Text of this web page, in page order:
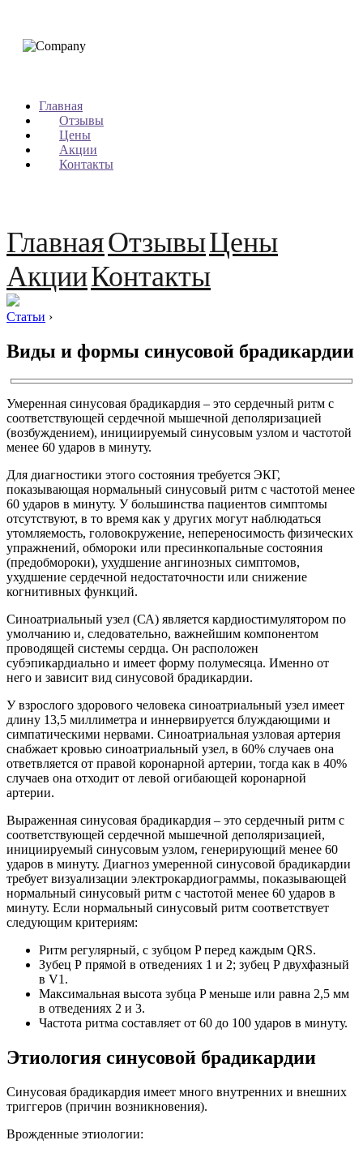
Главная
Отзывы
Цены
Акции
Контакты
ГлавнаяОтзывыЦены
АкцииКонтакты
Статьи ›
Виды и формы синусовой брадикардии
Умеренная синусовая брадикардия – это сердечный ритм с
соответствующей сердечной мышечной деполяризацией
(возбуждением), инициируемый синусовым узлом и частотой
менее 60 ударов в минуту.
Для диагностики этого состояния требуется ЭКГ,
показывающая нормальный синусовый ритм с частотой менее
60 ударов в минуту. У большинства пациентов симптомы
отсутствуют, в то время как у других могут наблюдаться
утомляемость, головокружение, непереносимость физических
упражнений, обмороки или пресинкопальные состояния
(предобмороки), ухудшение ангинозных симптомов,
ухудшение сердечной недостаточности или снижение
когнитивных функций.
Синоатриальный узел (СА) является кардиостимулятором по
умолчанию и, следовательно, важнейшим компонентом
проводящей системы сердца. Он расположен
субэпикардиально и имеет форму полумесяца. Именно от
него и зависит вид синусовой брадикардии.
У взрослого здорового человека синоатриальный узел имеет
длину 13,5 миллиметра и иннервируется блуждающими и
симпатическими нервами. Синоатриальная узловая артерия
снабжает кровью синоатриальный узел, в 60% случаев она
ответвляется от правой коронарной артерии, тогда как в 40%
случаев она отходит от левой огибающей коронарной
артерии.
Выраженная синусовая брадикардия – это сердечный ритм с
соответствующей сердечной мышечной деполяризацией,
инициируемый синусовым узлом, генерирующий менее 60
ударов в минуту. Диагноз умеренной синусовой брадикардии
требует визуализации электрокардиограммы, показывающей
нормальный синусовый ритм с частотой менее 60 ударов в
минуту. Если нормальный синусовый ритм соответствует
следующим критериям:
Ритм регулярный, с зубцом P перед каждым QRS.
Зубец Р прямой в отведениях 1 и 2; зубец P двухфазный
в V1.
Максимальная высота зубца P меньше или равна 2,5 мм
в отведениях 2 и 3.
Частота ритма составляет от 60 до 100 ударов в минуту.
Этиология синусовой брадикардии
Синусовая брадикардия имеет много внутренних и внешних
триггеров (причин возникновения).
Врожденные этиологии: